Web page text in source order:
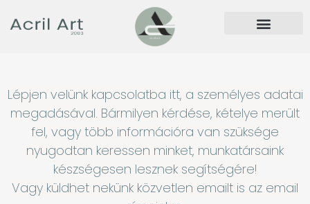
Lépjen velünk kapcsolatba itt, a személyes adatai
megadásával. Bármilyen kérdése, kételye merült
fel, vagy több információra van szüksége
nyugodtan keressen minket, munkatársaink
készségesen lesznek segítségére!
Vagy küldhet nekünk közvetlen emailt is az email